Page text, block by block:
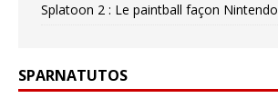
Splatoon 2 : Le paintball façon Nintendo
SPARNATUTOS